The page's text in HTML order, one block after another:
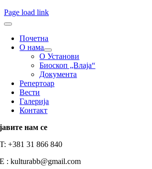
Page load link
Почетна
О нама
О Установи
Биоскоп „Влаја“
Документа
Репертоар
Вести
Галерија
Контакт
јавите нам се
T: +381 31 866 840
E : kulturabb@gmail.com